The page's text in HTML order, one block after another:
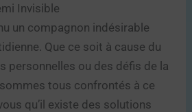
Invisible
un compagnon indésirable
Que ce soit à cause du
personnelles ou des défis de la
tous confrontés à ce
qu’il existe des solutions